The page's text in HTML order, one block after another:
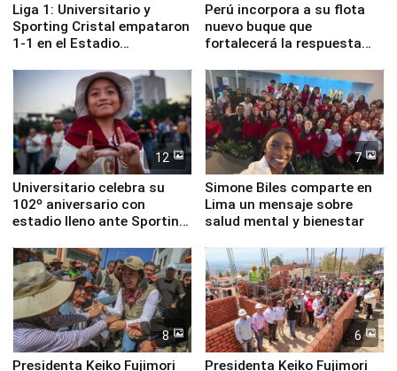
Liga 1: Universitario y
Sporting Cristal empataron
1-1 en el Estadio
Perú incorpora a su flota
nuevo buque que
fortalecerá la respuesta
12
Universitario celebra su
102º aniversario con
estadio lleno ante Sporting
7
Simone Biles comparte en
Lima un mensaje sobre
salud mental y bienestar
8
Presidenta Keiko Fujimori
6
Presidenta Keiko Fujimori